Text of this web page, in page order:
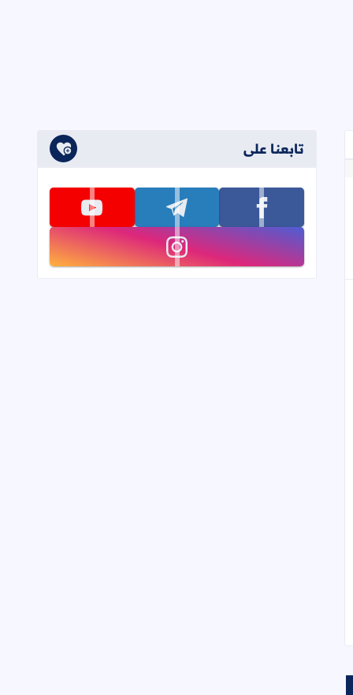
العلامات المرجعية
تابعنا على
تابعنا على facebook تابعنا على telegram تابعنا على youtube
تابعنا على instagram